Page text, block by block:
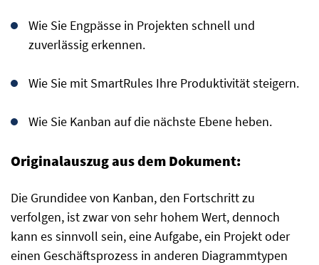
Wie Sie Engpässe in Projekten schnell und
zuverlässig erkennen.
Wie Sie mit SmartRules Ihre Produktivität steigern.
Wie Sie Kanban auf die nächste Ebene heben.
Originalauszug aus dem Dokument:
Die Grundidee von Kanban, den Fortschritt zu
verfolgen, ist zwar von sehr hohem Wert, dennoch
kann es sinnvoll sein, eine Aufgabe, ein Projekt oder
einen Geschäftsprozess in anderen Diagrammtypen